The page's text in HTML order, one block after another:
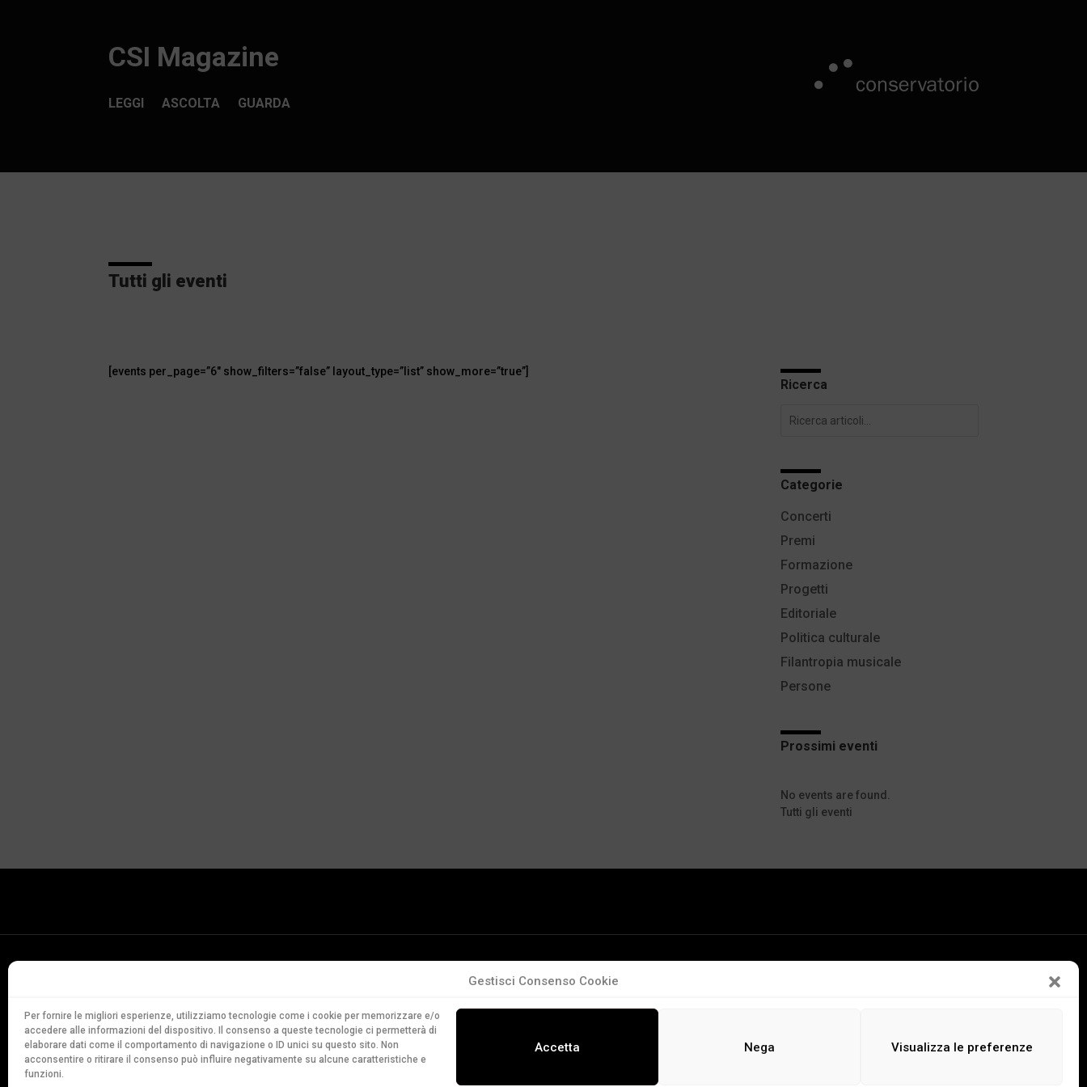
Gestisci Consenso Cookie
Per fornire le migliori esperienze, utilizziamo tecnologie come i cookie per memorizzare e/o
accedere alle informazioni del dispositivo. Il consenso a queste tecnologie ci permetterà di
elaborare dati come il comportamento di navigazione o ID unici su questo sito. Non
acconsentire o ritirare il consenso può influire negativamente su alcune caratteristiche e
funzioni.
Accetta Nega Visualizza le preferenze
CSI Magazine
ASCOLTA GUARDA
LEGGI
Tutti gli eventi
[events per_page=”6″ show_filters=”false” layout_type=”list” show_more=”true”]
Ricerca
Categorie
Editoriale
Persone
Progetti
Premi
Politica culturale
Filantropia musicale
Formazione
Concerti
Prossimi eventi
No events are found.
Tutti gli eventi
Via Soldino 9
CH-6900 Lugano
T. +41 91 960 30 40